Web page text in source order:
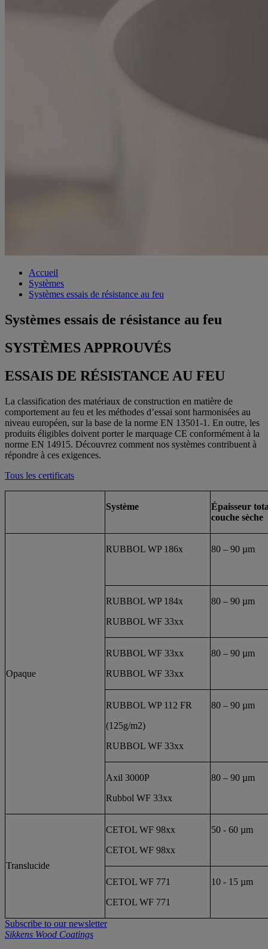
Accueil
Systèmes
Systèmes essais de résistance au feu
Systèmes essais de résistance au feu
SYSTÈMES APPROUVÉS
ESSAIS DE RÉSISTANCE AU FEU
La classification des matériaux de construction en matière de
comportement au feu et les méthodes d’essai sont harmonisées au
niveau européen, sur la base de la norme EN 13501-1. En outre, les
produits éligibles doivent porter le marquage CE conformément à la
norme EN 14915. Découvrez comment nos systèmes contribuent à
répondre à ces exigences.
Tous les certificats
Système
Épaisseur
couche sèche
Opaque
RUBBOL WP 186x 80 – 90 µm
RUBBOL WP 184x
RUBBOL WF 33xx
80 – 90 µm
RUBBOL WF 33xx
RUBBOL WF 33xx
80 – 90 µm
RUBBOL WP 112 FR
(125g/m2)
RUBBOL WF 33xx
80 – 90 µm
Axil 3000P
Rubbol WF 33xx
80 – 90 µm
Translucide
CETOL WF 98xx
CETOL WF 98xx
50 - 60 µm
CETOL WF 771
CETOL WF 771
10 - 15 µm
Subscribe to our newsletter
Sikkens Wood Coatings